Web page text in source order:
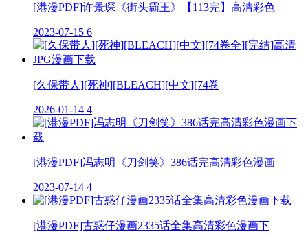
[港漫PDF]许景琛《街头霸王》【113完】高清彩色
2023-07-15 6
[久保带人][死神][BLEACH][中文][74卷
2026-01-14 4
[港漫PDF]冯志明《刀剑笑》386话完高清彩色漫画
2023-07-14 4
[港漫PDF]古惑仔漫画2335话全集高清彩色漫画下